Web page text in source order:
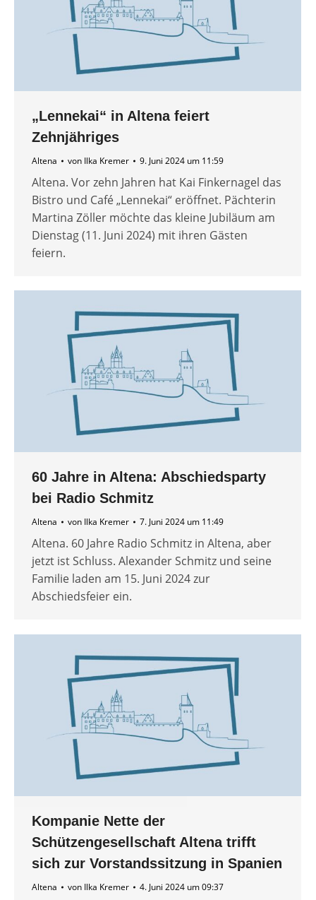
„Lennekai“ in Altena feiert
Zehnjähriges
Altena von Ilka Kremer 9. Juni 2024 um 11:59
Altena. Vor zehn Jahren hat Kai Finkernagel das
Bistro und Café „Lennekai“ eröffnet. Pächterin
Martina Zöller möchte das kleine Jubiläum am
Dienstag (11. Juni 2024) mit ihren Gästen
feiern.
60 Jahre in Altena: Abschiedsparty
bei Radio Schmitz
Altena von Ilka Kremer 7. Juni 2024 um 11:49
Altena. 60 Jahre Radio Schmitz in Altena, aber
jetzt ist Schluss. Alexander Schmitz und seine
Familie laden am 15. Juni 2024 zur
Abschiedsfeier ein.
Kompanie Nette der
Schützengesellschaft Altena trifft
sich zur Vorstandssitzung in Spanien
Altena von Ilka Kremer 4. Juni 2024 um 09:37